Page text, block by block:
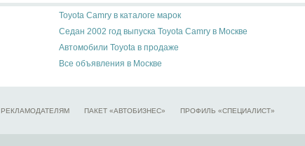
Toyota Camry в каталоге марок
Седан 2002 год выпуска Toyota Camry в Москве
Автомобили Toyota в продаже
Все объявления в Москве
РЕКЛАМОДАТЕЛЯМ ПАКЕТ «АВТОБИЗНЕС» ПРОФИЛЬ «СПЕЦИАЛИСТ»